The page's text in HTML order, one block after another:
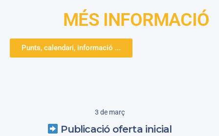
MÉS INFORMACIÓ
Punts, calendari, informació ...
3 de març
Publicació oferta inicial